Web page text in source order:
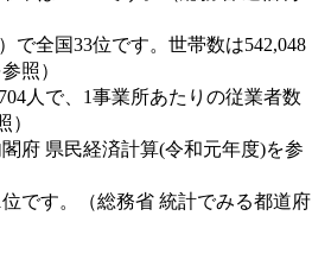
で全国33位です。世帯数は542,048
照）
人で、1事業所あたりの従業者数
）
府 県民経済計算(令和元年度)を参
です。（総務省 統計でみる都道府